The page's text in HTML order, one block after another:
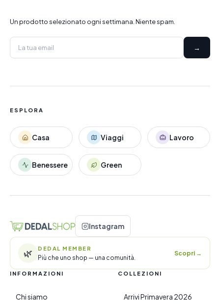
Un prodotto selezionato ogni settimana. Niente spam.
→
ESPLORA
Casa Viaggi Lavoro
Benessere Green
Instagram
🌿 DEDAL MEMBER
Più che uno shop — una comunità.
Scopri →
INFORMAZIONI
Chi siamo
COLLEZIONI
Arrivi Primavera 2026